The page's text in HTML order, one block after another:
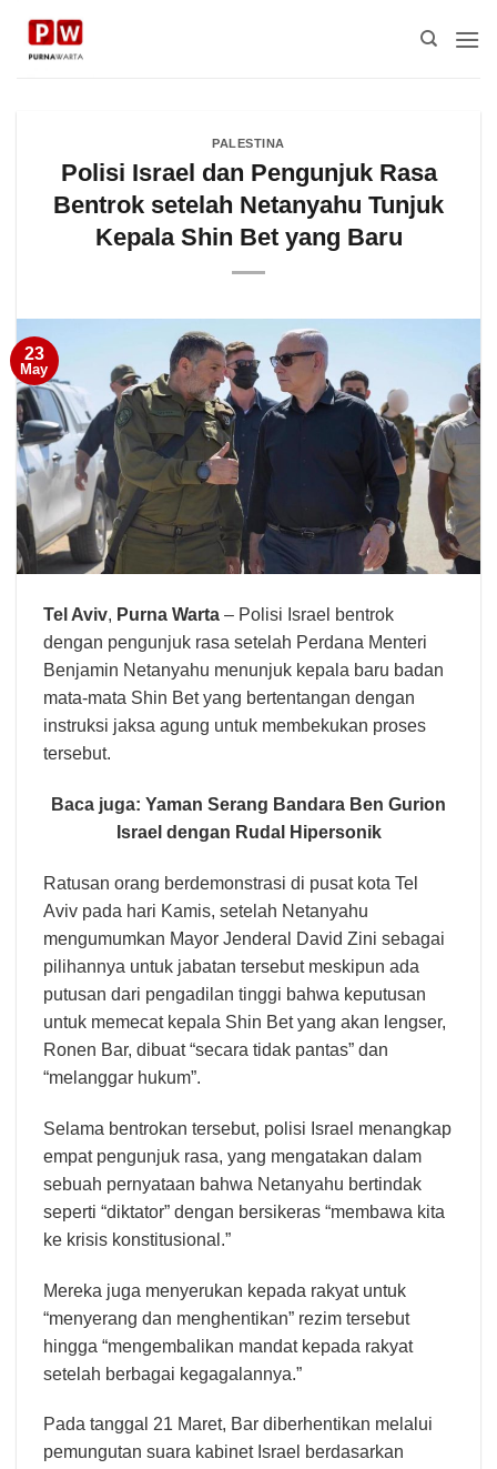
PALESTINA
Polisi Israel dan Pengunjuk Rasa
Bentrok setelah Netanyahu Tunjuk
Kepala Shin Bet yang Baru
23
May
Tel Aviv, Purna Warta – Polisi Israel bentrok
dengan pengunjuk rasa setelah Perdana Menteri
Benjamin Netanyahu menunjuk kepala baru badan
mata-mata Shin Bet yang bertentangan dengan
instruksi jaksa agung untuk membekukan proses
tersebut.
Baca juga: Yaman Serang Bandara Ben Gurion
Israel dengan Rudal Hipersonik
Ratusan orang berdemonstrasi di pusat kota Tel
Aviv pada hari Kamis, setelah Netanyahu
mengumumkan Mayor Jenderal David Zini sebagai
pilihannya untuk jabatan tersebut meskipun ada
putusan dari pengadilan tinggi bahwa keputusan
untuk memecat kepala Shin Bet yang akan lengser,
Ronen Bar, dibuat “secara tidak pantas” dan
“melanggar hukum”.
Selama bentrokan tersebut, polisi Israel menangkap
empat pengunjuk rasa, yang mengatakan dalam
sebuah pernyataan bahwa Netanyahu bertindak
seperti “diktator” dengan bersikeras “membawa kita
ke krisis konstitusional.”
Mereka juga menyerukan kepada rakyat untuk
“menyerang dan menghentikan” rezim tersebut
hingga “mengembalikan mandat kepada rakyat
setelah berbagai kegagalannya.”
Pada tanggal 21 Maret, Bar diberhentikan melalui
pemungutan suara kabinet Israel berdasarkan